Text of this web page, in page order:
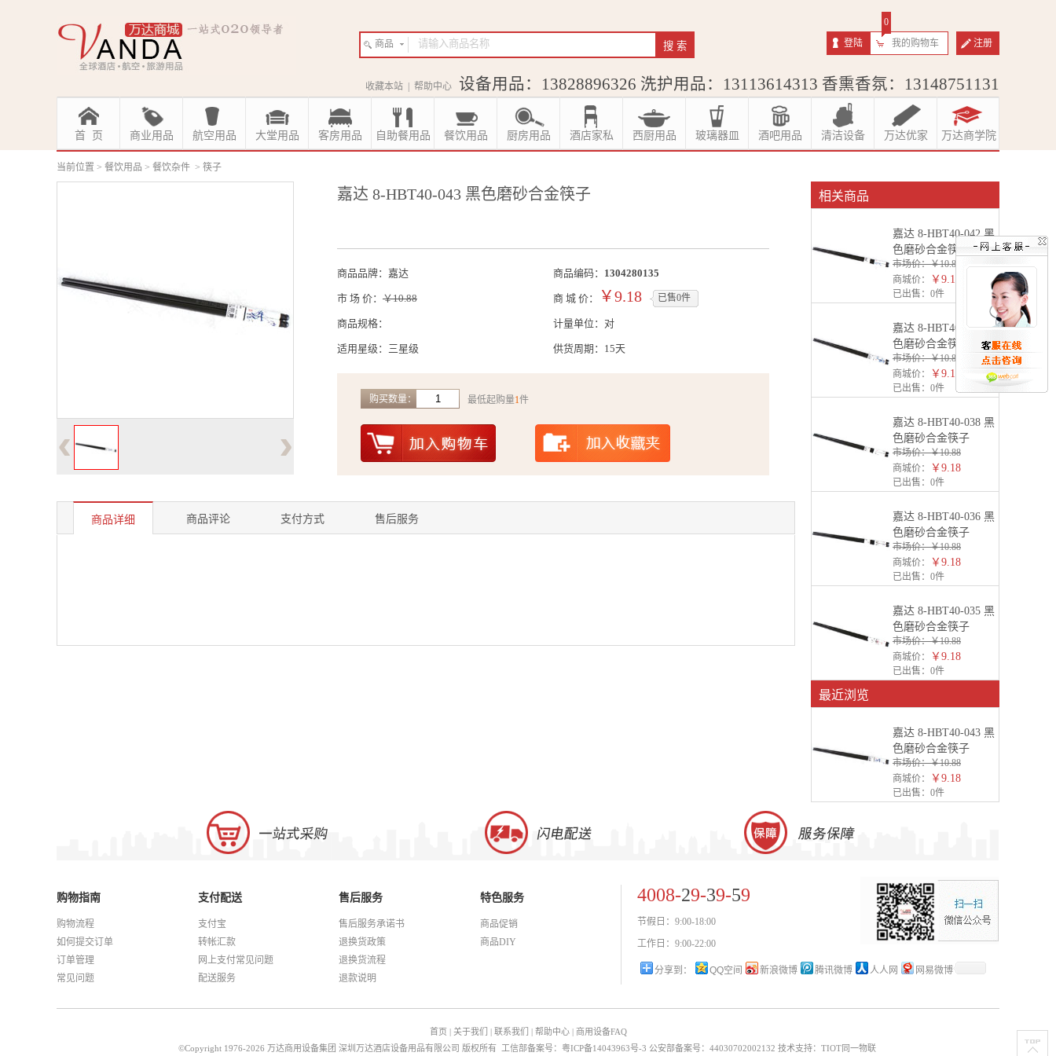
商品 登陆 我的购物车
0
注册
收藏本站 帮助中心 设备用品：13828896326 洗护用品：13113614313 香熏香氛：13148751131
首 页 商业用品 航空用品 大堂用品 客房用品 自助餐用品 餐饮用品 厨房用品 酒店家私 西厨用品 玻璃器皿 酒吧用品 清洁设备 万达优家 万达商学院
当前位置 > 餐饮用品 > 餐饮杂件 > 筷子
‹ ›
嘉达 8-HBT40-043 黑色磨砂合金筷子
商品品牌：嘉达 商品编码： 1304280135
市 场 价： ￥10.88 商 城 价： ￥9.18 已售0件
商品规格： 计量单位：对
适用星级：三星级 供货周期：15天
购买数量： 最低起购量1件
商品详细 商品评论 支付方式 售后服务
相关商品
嘉达 8-HBT40-042 黑
色磨砂合金筷子
市场价：￥10.88
商城价：
￥9.18
已出售： 0件
嘉达 8-HBT40-044 黑
色磨砂合金筷子
市场价：￥10.88
商城价：
￥9.18
已出售： 0件
嘉达 8-HBT40-038 黑
色磨砂合金筷子
市场价：￥10.88
商城价：
￥9.18
已出售： 0件
嘉达 8-HBT40-036 黑
色磨砂合金筷子
市场价：￥10.88
商城价：
￥9.18
已出售： 0件
嘉达 8-HBT40-035 黑
色磨砂合金筷子
市场价：￥10.88
商城价：
￥9.18
已出售： 0件
最近浏览
嘉达 8-HBT40-043 黑
色磨砂合金筷子
市场价：￥10.88
商城价：
￥9.18
已出售： 0件
购物指南
购物流程
如何提交订单
订单管理
常见问题
支付配送
支付宝
转帐汇款
网上支付常见问题
配送服务
售后服务
售后服务承诺书
退换货政策
退换货流程
退款说明
特色服务
商品促销
商品DIY
4008-29-39-59
节假日：9:00-18:00
工作日：9:00-22:00
分享到： QQ空间 新浪微博 腾讯微博 人人网 网易微博
首页| 关于我们 | 联系我们 | 帮助中心| 商用设备FAQ
©Copyright 1976-2026 万达商用设备集团 深圳万达酒店设备用品有限公司 版权所有 工信部备案号：粤ICP备14043963号-3 公安部备案号：44030702002132 技术支持：TIOT同一物联